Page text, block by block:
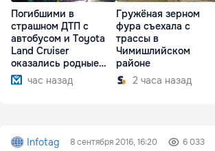
Погибшими в
страшном ДТП с
автобусом и Toyota
Land Cruiser
оказались родные
братьячас назад
Гружёная зерном
фура съехала с
трассы в
Чимишлийском
районе
2 часа назад
Infotag 8 сентября 2016, 16:20 6 033